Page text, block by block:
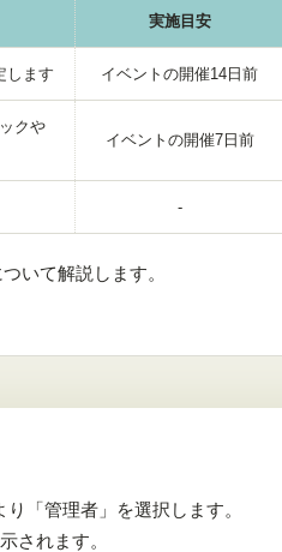
実施目安
します イベントの開催14日前
クや
イベントの開催7日前
-
いて解説します。
「管理者」を選択します。
されます。